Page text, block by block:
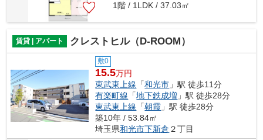
1階 / 1LDK / 37.03㎡
賃貸 | アパート クレストヒル（D-ROOM）
敷0
15.5万円
東武東上線 「和光市 」駅 徒歩11分
有楽町線 「地下鉄成増 」駅 徒歩28分
東武東上線 「朝霞 」駅 徒歩28分
築10年 / 53.84㎡
埼玉県和光市下新倉 ２丁目